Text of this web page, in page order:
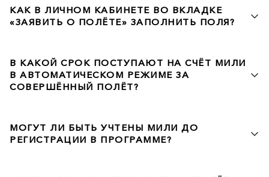
КАК В ЛИЧНОМ КАБИНЕТЕ ВО ВКЛАДКЕ
«ЗАЯВИТЬ О ПОЛЁТЕ» ЗАПОЛНИТЬ ПОЛЯ?
В КАКОЙ СРОК ПОСТУПАЮТ НА СЧЁТ МИЛИ
В АВТОМАТИЧЕСКОМ РЕЖИМЕ ЗА
СОВЕРШЁННЫЙ ПОЛЁТ?
МОГУТ ЛИ БЫТЬ УЧТЕНЫ МИЛИ ДО
РЕГИСТРАЦИИ В ПРОГРАММЕ?